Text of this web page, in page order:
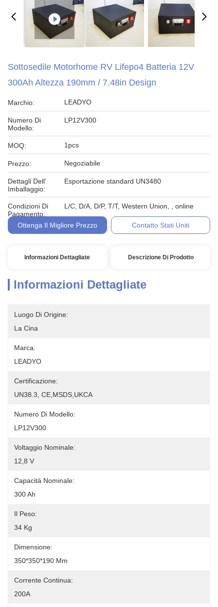
Sottosedile Motorhome RV Lifepo4 Batteria 12V
300Ah Altezza 190mm / 7.48in Design
Marchio: LEADYO
Numero Di
Modello:
LP12V300
MOQ: 1pcs
Prezzo: Negoziabile
Dettagli Dell'
Imballaggio:
Esportazione standard UN3480
Condizioni Di
Pagamento:
L/C, D/A, D/P, T/T, Western Union, , online
Ottenga Il Migliore Prezzo Contatto Stati Uniti
Informazioni Dettagliate Descrizione Di Prodotto
Informazioni Dettagliate
Luogo Di Origine:
La Cina
Marca:
LEADYO
Certificazione:
UN38.3, CE,MSDS,UKCA
Numero Di Modello:
LP12V300
Voltaggio Nominale:
12,8 V
Capacità Nominale:
300 Ah
Il Peso:
34 Kg
Dimensione:
350*350*190 Mm
Corrente Continua:
200A